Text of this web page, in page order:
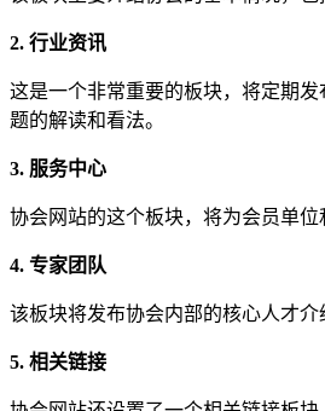
2. 行业资讯
这是一个非常重要的板块，将定期
题的解读和看法。
3. 服务中心
协会网站的这个板块，将为会员单
4. 专家团队
该板块将发布协会内部的核心人才
5. 相关链接